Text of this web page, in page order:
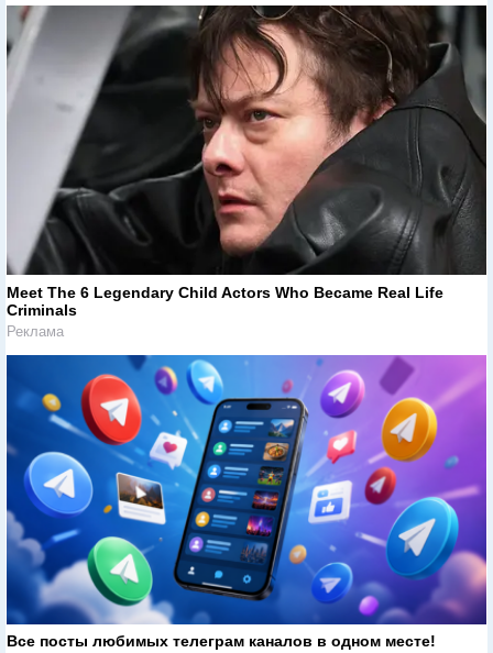
Meet The 6 Legendary Child Actors Who Became Real Life
Criminals
Реклама
Все посты любимых телеграм каналов в одном месте!